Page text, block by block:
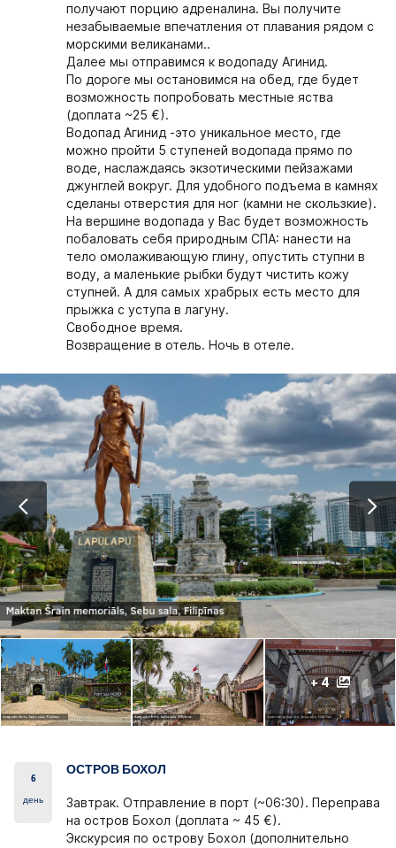
получают порцию адреналина. Вы получите
незабываемые впечатления от плавания рядом с
морскими великанами..
Далее мы отправимся к водопаду Агинид.
По дороге мы остановимся на обед, где будет
возможность попробовать местные яства
(доплата ~25 €).
Водопад Агинид -это уникальное место, где
можно пройти 5 ступеней водопада прямо по
воде, наслаждаясь экзотическими пейзажами
джунглей вокруг. Для удобного подъема в камнях
сделаны отверстия для ног (камни не скользкие).
На вершине водопада у Вас будет возможность
побаловать себя природным СПА: нанести на
тело омолаживающую глину, опустить ступни в
воду, а маленькие рыбки будут чистить кожу
ступней. А для самых храбрых есть место для
прыжка с уступа в лагуну.
Свободное время.
Возвращение в отель. Ночь в отеле.
+ 4
6
день
ОСТРОВ БОХОЛ
Завтрак. Отправление в порт (~06:30). Переправа
на остров Бохол (доплата ~ 45 €).
Экскурсия по острову Бохол (дополнительно